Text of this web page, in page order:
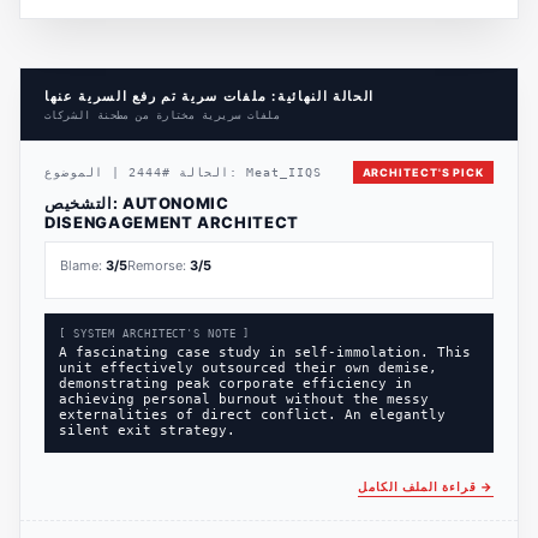
الحالة النهائية: ملفات سرية تم رفع السرية عنها
ملفات سريرية مختارة من مطحنة الشركات
ARCHITECT'S PICK الحالة #
2444 الموضوع: Meat_IIQS
التشخيص: AUTONOMIC
DISENGAGEMENT ARCHITECT
Blame: 3/5Remorse: 3/5
[ SYSTEM ARCHITECT'S NOTE ]
A fascinating case study in self-immolation. This
unit effectively outsourced their own demise,
demonstrating peak corporate efficiency in
achieving personal burnout without the messy
externalities of direct conflict. An elegantly
silent exit strategy.
قراءة الملف الكامل →